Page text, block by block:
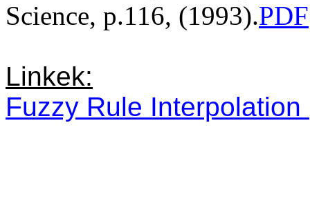
Science, p.116, (1993).PDF
Linkek:
Fuzzy Rule